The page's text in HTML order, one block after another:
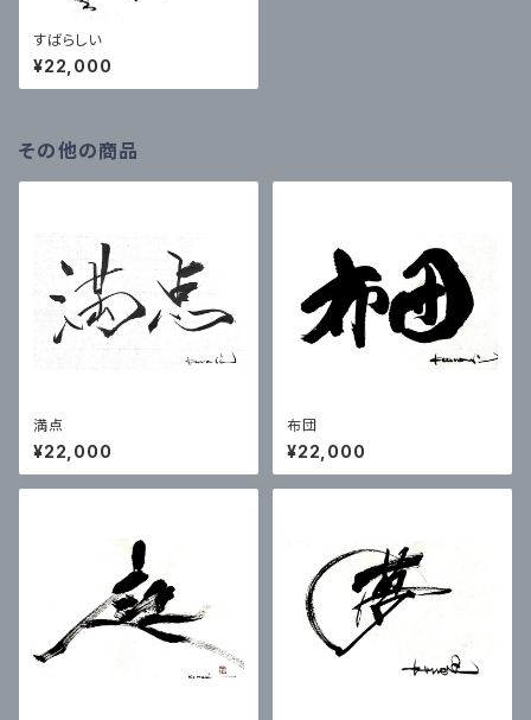
すばらしい
¥22,000
その他の商品
満点
¥22,000
布団
¥22,000